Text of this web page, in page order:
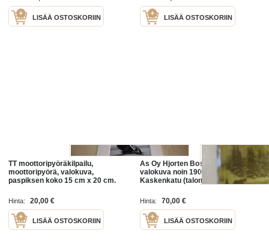
uusintapainos.
LISÄÄ OSTOSKORIIN
uusintapainos.
LISÄÄ OSTOSKORIIN
TT moottoripyöräkilpailu,
moottoripyörä, valokuva,
paspiksen koko 15 cm x 20 cm.
lahjaksi. Valokuva on
uusintapainos.
Hinta: 20,00 €
LISÄÄ OSTOSKORIIN
As Oy Hjorten Bostads Ab -
valokuva noin 1900. Turku,
Kaskenkatu (talon suunn. F.
Hinta: 70,00 €
LISÄÄ OSTOSKORIIN